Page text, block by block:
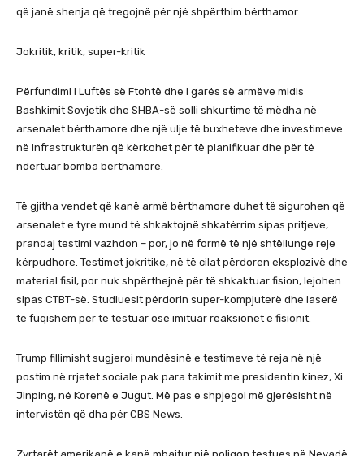
që janë shenja që tregojnë për një shpërthim bërthamor.
Jokritik, kritik, super-kritik
Përfundimi i Luftës së Ftohtë dhe i garës së armëve midis
Bashkimit Sovjetik dhe SHBA-së solli shkurtime të mëdha në
arsenalet bërthamore dhe një ulje të buxheteve dhe investimeve
në infrastrukturën që kërkohet për të planifikuar dhe për të
ndërtuar bomba bërthamore.
Të gjitha vendet që kanë armë bërthamore duhet të sigurohen që
arsenalet e tyre mund të shkaktojnë shkatërrim sipas pritjeve,
prandaj testimi vazhdon – por, jo në formë të një shtëllunge reje
kërpudhore. Testimet jokritike, në të cilat përdoren eksplozivë dhe
material fisil, por nuk shpërthejnë për të shkaktuar fision, lejohen
sipas CTBT-së. Studiuesit përdorin super-kompjuterë dhe laserë
të fuqishëm për të testuar ose imituar reaksionet e fisionit.
Trump fillimisht sugjeroi mundësinë e testimeve të reja në një
postim në rrjetet sociale pak para takimit me presidentin kinez, Xi
Jinping, në Korenë e Jugut. Më pas e shpjegoi më gjerësisht në
intervistën që dha për CBS News.